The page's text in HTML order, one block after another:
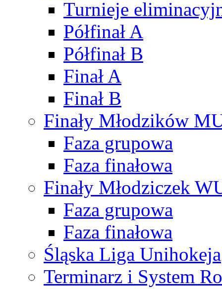
Turnieje
Półfinał A
Półfinał B
Finał A
Finał B
Finały Młodzików
Faza grupowa
Faza finałowa
Finały Młodziczek
Faza grupowa
Faza finałowa
Śląska Liga Unihokeja
Terminarz i System